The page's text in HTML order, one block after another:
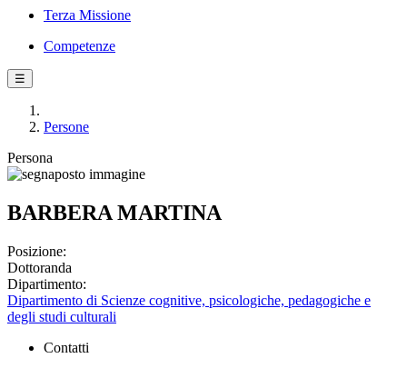
Terza Missione
Competenze
☰
Persone
Persona
BARBERA MARTINA
Posizione:
Dottoranda
Dipartimento:
Dipartimento di Scienze cognitive, psicologiche, pedagogiche e
degli studi culturali
Contatti